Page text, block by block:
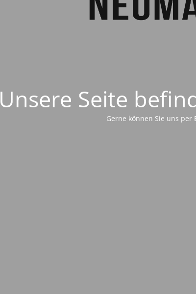
Unsere Seite
Gerne können Sie uns per